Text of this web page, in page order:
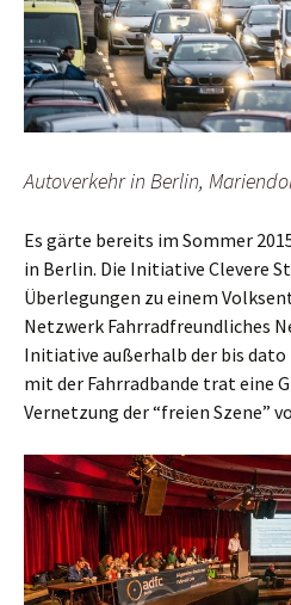
Autoverkehr in Berlin,
Es gärte bereits im Sommer
in Berlin. Die Initiative Clevere
Überlegungen zu einem
Netzwerk Fahrradfreundliches
Initiative außerhalb der bis dato
mit der Fahrradbande trat eine
Vernetzung der “freien Szene”